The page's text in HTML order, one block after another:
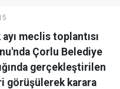
meclis toplantısı
Çorlu Belediye
gerçekleştirilen
görüşülerek karara